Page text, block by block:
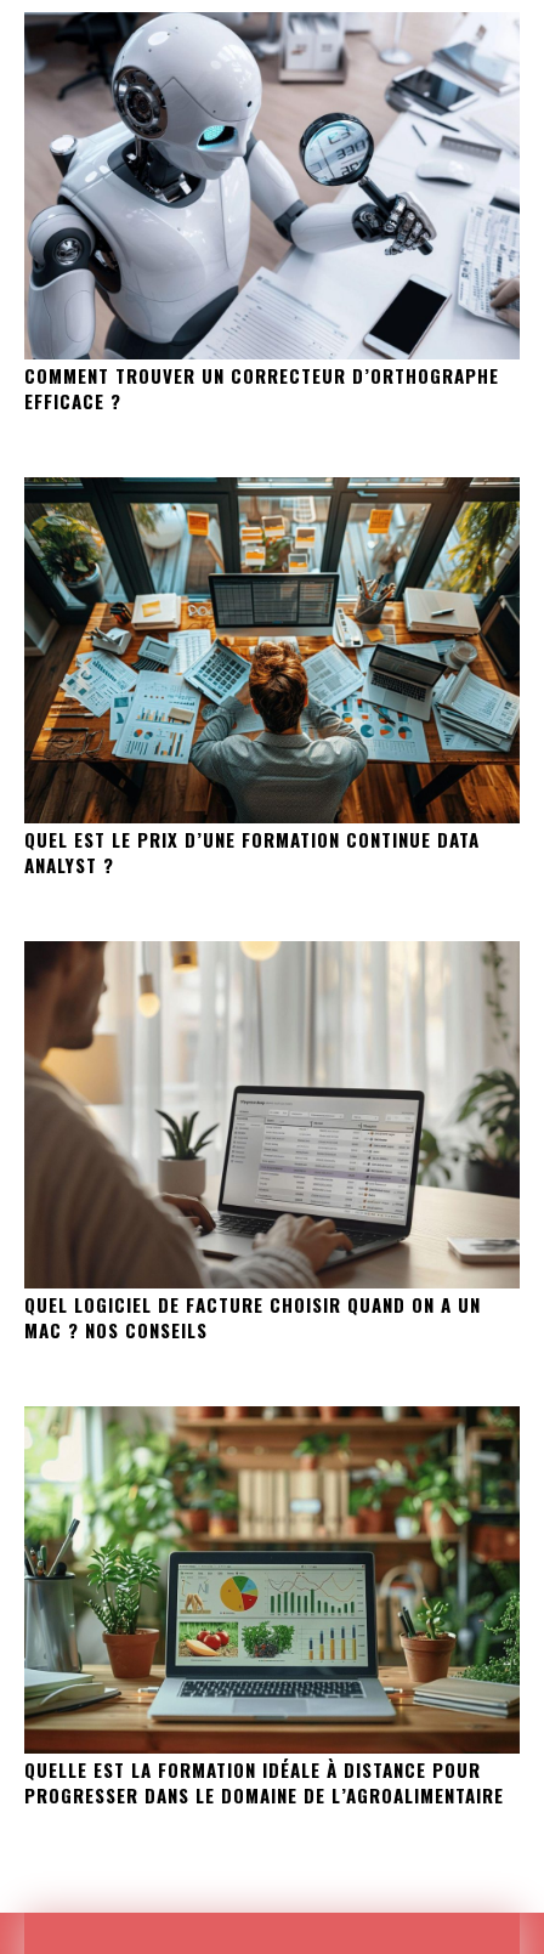
COMMENT TROUVER UN CORRECTEUR D’ORTHOGRAPHE
EFFICACE ?
QUEL EST LE PRIX D’UNE FORMATION CONTINUE DATA
ANALYST ?
QUEL LOGICIEL DE FACTURE CHOISIR QUAND ON A UN
MAC ? NOS CONSEILS
QUELLE EST LA FORMATION IDÉALE À DISTANCE POUR
PROGRESSER DANS LE DOMAINE DE L’AGROALIMENTAIRE